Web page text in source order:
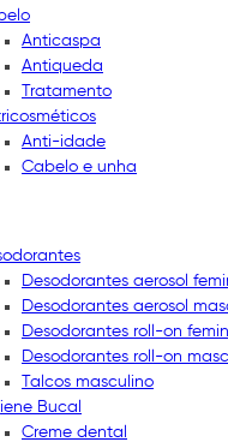
Anticaspa
Antiqueda
Tratamento
Anti-idade
Cabelo e unha
Desodorantes aerosol
Desodorantes aerosol
Desodorantes roll-on
Desodorantes roll-on
Talcos masculino
Bucal
Creme dental